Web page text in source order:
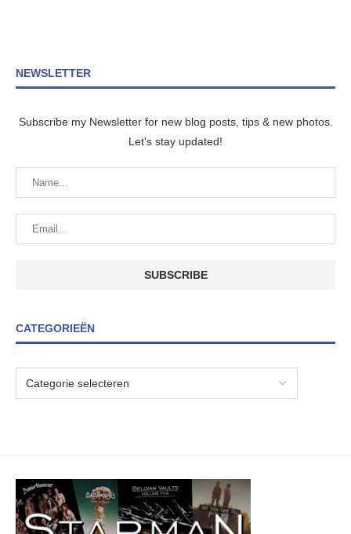
NEWSLETTER
Subscribe my Newsletter for new blog posts, tips & new photos.
Let's stay updated!
CATEGORIEËN